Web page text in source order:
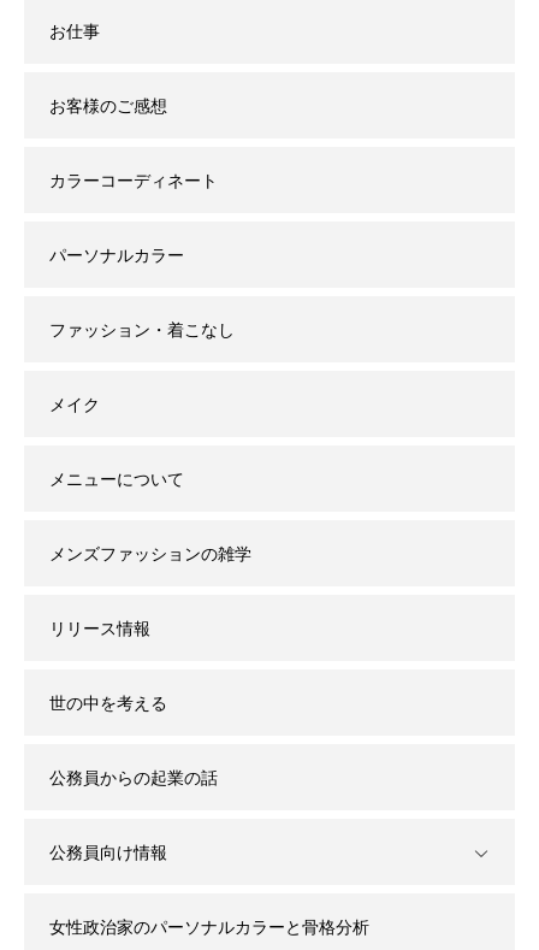
お仕事
お客様のご感想
カラーコーディネート
パーソナルカラー
ファッション・着こなし
メイク
メニューについて
メンズファッションの雑学
リリース情報
世の中を考える
公務員からの起業の話
公務員向け情報
女性政治家のパーソナルカラーと骨格分析